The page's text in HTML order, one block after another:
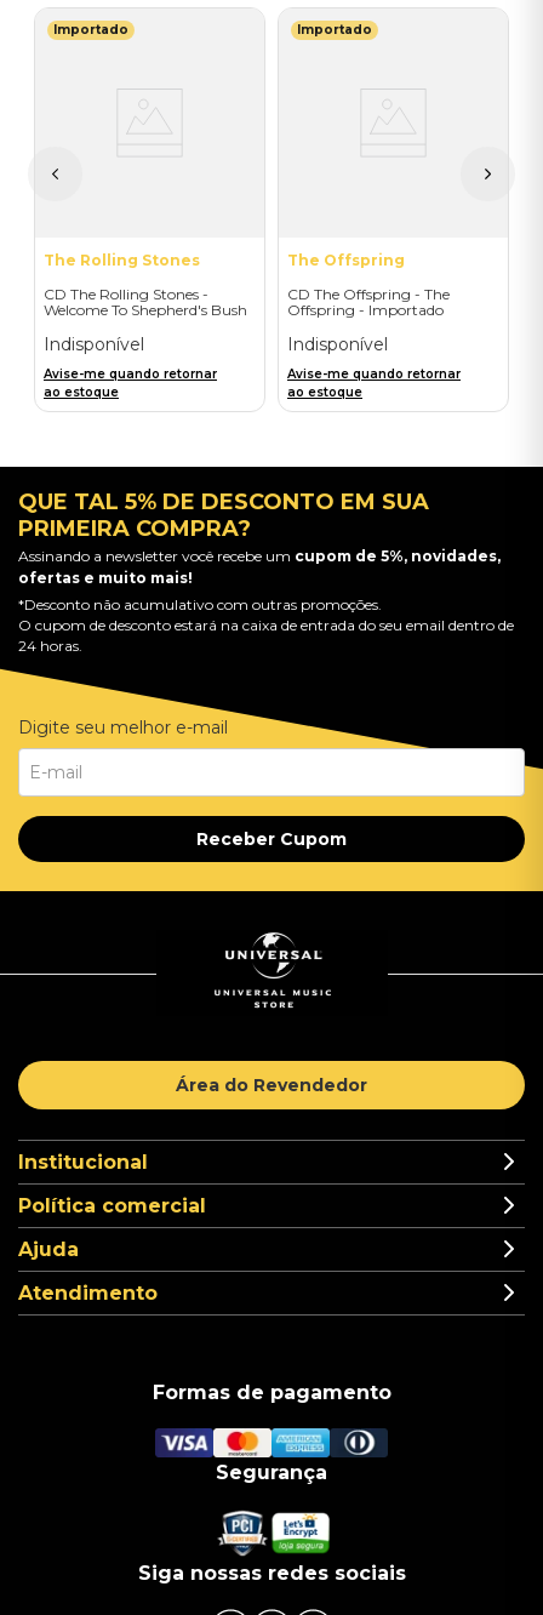
Importado
The Rolling Stones
CD The Rolling Stones -
Welcome To Shepherd's Bush
Indisponível
Avise-me quando retornar
ao estoque
Importado
The Offspring
CD The Offspring - The
Offspring - Importado
Indisponível
Avise-me quando retornar
ao estoque
QUE TAL 5% DE DESCONTO EM SUA
PRIMEIRA COMPRA?
Assinando a newsletter você recebe um cupom de 5%, novidades,
ofertas e muito mais!
*Desconto não acumulativo com outras promoções.
O cupom de desconto estará na caixa de entrada do seu email dentro de
24 horas.
Digite seu melhor e-mail
Receber Cupom
Área do Revendedor
Institucional
Política comercial
Ajuda
Atendimento
Formas de pagamento
Segurança
Siga nossas redes sociais